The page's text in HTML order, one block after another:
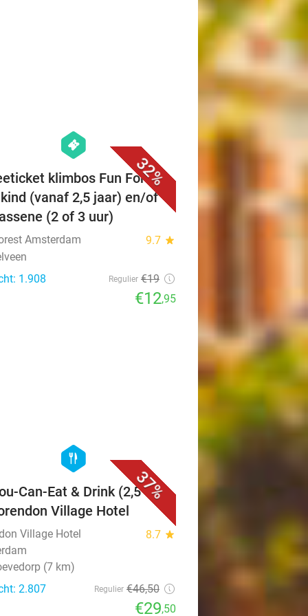
32%
hexagon
events
klimbos Fun Forest
(vanaf 2,5 jaar) en/of
(2 of 3 uur)
Amsterdam 9.7 star
1.908
Regulier €19
€12,95
37%
hexagon
food
Can-Eat & Drink (2,5 uur)
Village Hotel
Village Hotel
8.7 star
(7 km)
2.807
Regulier €46,50
€29,50